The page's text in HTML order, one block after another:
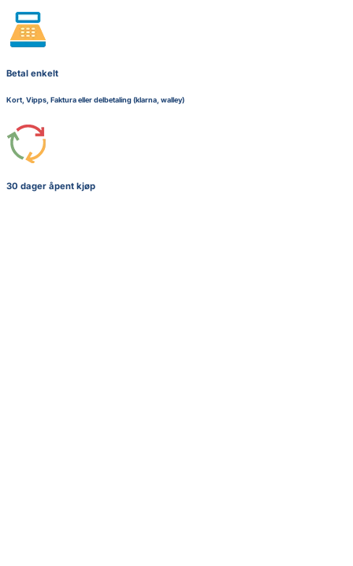
Betal enkelt
Kort, Vipps, Faktura eller delbetaling (klarna, walley)
30 dager åpent kjøp